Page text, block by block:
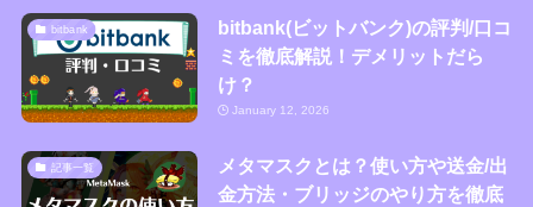
bitbank
bitbank(ビットバンク)の評判/口コ
ミを徹底解説！デメリットだら
け？
January 12, 2026
記事一覧
メタマスクとは？使い方や送金/出
金方法・ブリッジのやり方を徹底